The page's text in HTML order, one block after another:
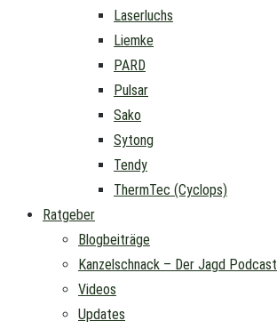
Laserluchs
Liemke
PARD
Pulsar
Sako
Sytong
Tendy
ThermTec (Cyclops)
Ratgeber
Blogbeiträge
Kanzelschnack – Der Jagd Podcast
Videos
Updates